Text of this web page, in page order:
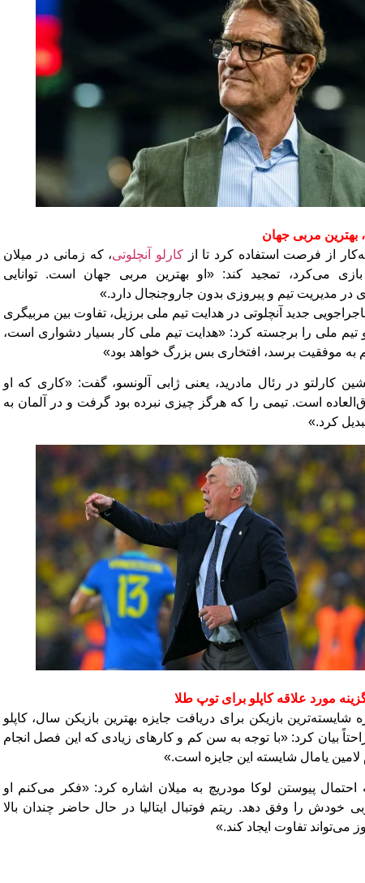
بهترین مربی جهان
از فرصت استفاده کرد تا ازکارلو آنچلوتی، که زمانی در میلان
می‌کرد، تمجید کند: «او بهترین مربی جهان است. توانایی
در مدیریت تیم و پیروزی بدون جاروجنجال دارد.»
جدید آنچلوتی در هدایت تیم ملی برزیل، تفاوت بین مربیگری
تیم ملی را برجسته کرد: «هدایت تیم ملی کار بسیار دشواری است،
هم به موفقیت برسد، افتخاری بس بزرگ خواهد بود»
کارلتو در رئال مادرید، یعنی ژابی آلونسو، گفت: «کاری که او
است. تیمی را که هرگز چیزی نبرده بود گرفت و در آلمان به
کرد.»
مورد علاقه کاپلو برای توپ طلا
شایسته‌ترین بازیکن برای دریافت جایزه بهترین بازیکن سال، کاپلو
بیان کرد: «با توجه به سن کم و کارهای زیادی که این فصل انجام
لامین یامال شایسته این جایزه است.»
احتمال پیوستن لوکا مودریچ به میلان اشاره کرد: «فکر می‌کنم او
خودش را وفق دهد. ریتم فوتبال ایتالیا در حال حاضر چندان بالا
می‌تواند تفاوت ایجاد کند.»